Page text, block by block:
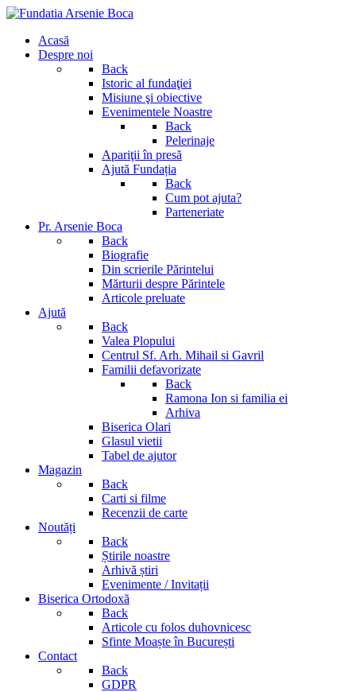
Acasă
Despre noi
Back
Istoric al fundaţiei
Misiune şi obiective
Evenimentele Noastre
Back
Pelerinaje
Apariţii în presă
Ajută Fundația
Back
Cum pot ajuta?
Parteneriate
Pr. Arsenie Boca
Back
Biografie
Din scrierile Părintelui
Mărturii despre Părintele
Articole preluate
Ajută
Back
Valea Plopului
Centrul Sf. Arh. Mihail si Gavril
Familii defavorizate
Back
Ramona Ion si familia ei
Arhiva
Biserica Olari
Glasul vietii
Tabel de ajutor
Magazin
Back
Carti si filme
Recenzii de carte
Noutăți
Back
Știrile noastre
Arhivă știri
Evenimente / Invitații
Biserica Ortodoxă
Back
Articole cu folos duhovnicesc
Sfinte Moaște în București
Contact
Back
GDPR